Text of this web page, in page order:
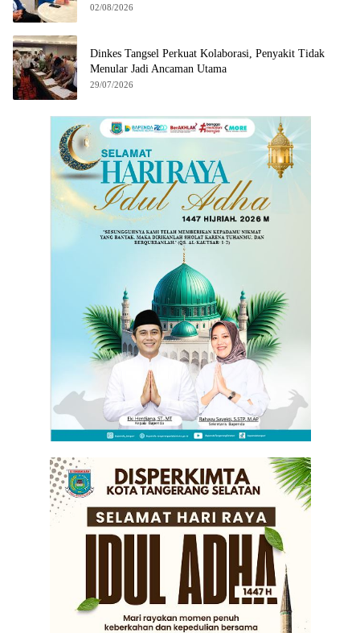
02/08/2026
Dinkes Tangsel Perkuat Kolaborasi, Penyakit Tidak
Menular Jadi Ancaman Utama
29/07/2026